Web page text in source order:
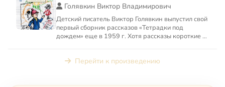
Голявкин Виктор Владимирович
Детский писатель Виктор Голявкин выпустил свой
первый сборник рассказов «Тетрадки под
дождем» еще в 1959 г. Хотя рассказы короткие —
Перейти к произведению